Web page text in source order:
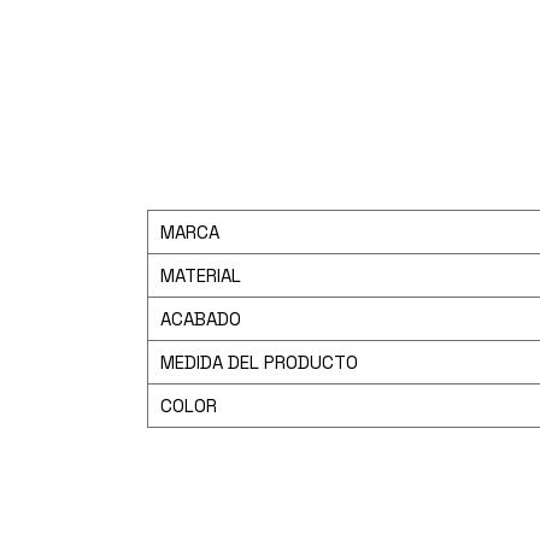
MARCA
MATERIAL
ACABADO
MEDIDA DEL PRODUCTO
COLOR